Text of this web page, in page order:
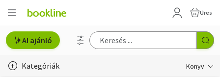
Üres
AI ajánló
Kategóriák Könyv